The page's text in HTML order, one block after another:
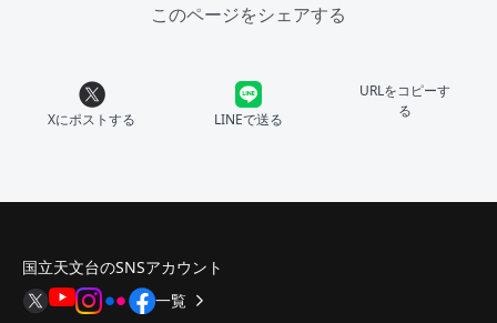
このページをシェアする
Xにポストする LINEで送る
URLをコピーす
る
国立天文台のSNSアカウント
一覧